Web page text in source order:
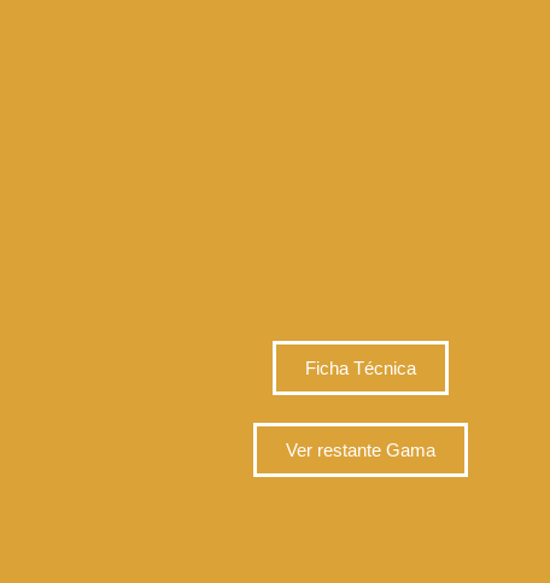
Ficha Técnica
Ver restante Gama